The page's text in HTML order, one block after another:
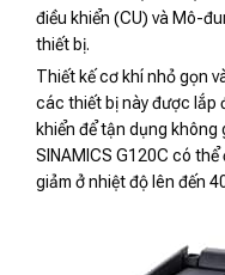
điều khiển (CU) và Mô-
thiết bị.
Thiết kế cơ khí nhỏ gọn
các thiết bị này được lắp
khiển để tận dụng không
SINAMICS G120C có
giảm ở nhiệt độ lên đến